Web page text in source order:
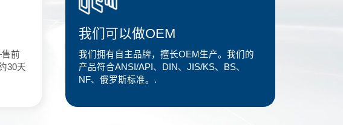
前
30天
我们可以做OEM
我们拥有自主品牌，擅长OEM生产。我们的
产品符合ANSI/API、DIN、JIS/KS、BS、
NF、俄罗斯标准。.